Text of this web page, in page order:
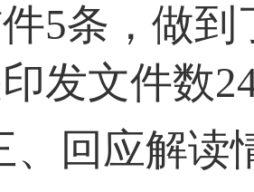
5条，做
发文件数
、回应解读